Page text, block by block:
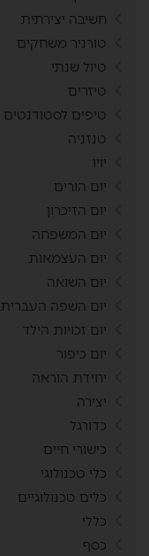
חשיבה יצירתית
טורניר משחקים
טיול שנתי
טיזרים
טיפים לסטודנטים
טנזניה
יויו
יום הורים
יום הזיכרון
יום המשפחה
יום העצמאות
יום השואה
יום השפה העברית
יום זכויות הילד
יום כיפור
יחידת הוראה
יצירה
כדורגל
כישורי חיים
כלי טכנולוגי
כלים טכנולוגיים
כללי
כסף